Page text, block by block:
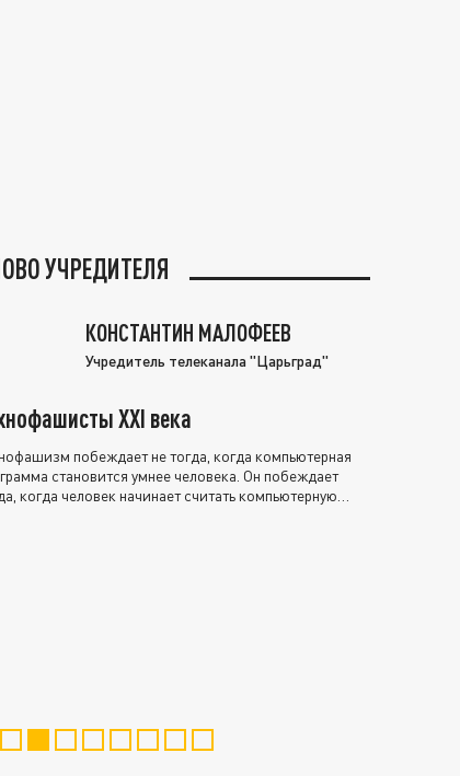
УЧРЕДИТЕЛЯ
КОНСТАНТИН МАЛОФЕЕВ
Учредитель телеканала "Царьград"
XXI века
побеждает не тогда, когда компьютерная
становится умнее человека. Он побеждает
когда человек начинает считать компьютерную